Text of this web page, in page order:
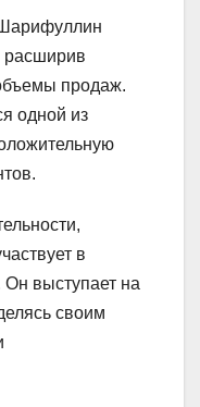
расширив
продаж.
одной из
в
Он выступает на
своим